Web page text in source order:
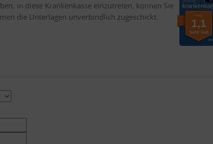
in diese Krankenkasse einzutreten, können Sie
die Unterlagen unverbindlich zugeschickt.